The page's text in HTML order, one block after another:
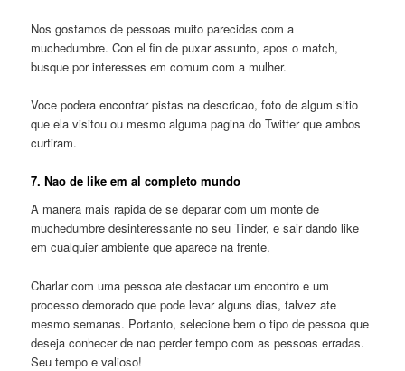
Nos gostamos de pessoas muito parecidas com a
muchedumbre. Con el fin de puxar assunto, apos o match,
busque por interesses em comum com a mulher.
Voce podera encontrar pistas na descricao, foto de algum sitio
que ela visitou ou mesmo alguma pagina do Twitter que ambos
curtiram.
7. Nao de like em al completo mundo
A manera mais rapida de se deparar com um monte de
muchedumbre desinteressante no seu Tinder, e sair dando like
em cualquier ambiente que aparece na frente.
Charlar com uma pessoa ate destacar um encontro e um
processo demorado que pode levar alguns dias, talvez ate
mesmo semanas. Portanto, selecione bem o tipo de pessoa que
deseja conhecer de nao perder tempo com as pessoas erradas.
Seu tempo e valioso!